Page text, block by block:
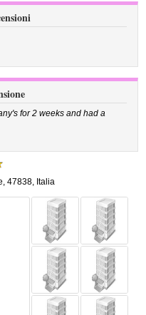
for 2 weeks and had a
,47838, Italia